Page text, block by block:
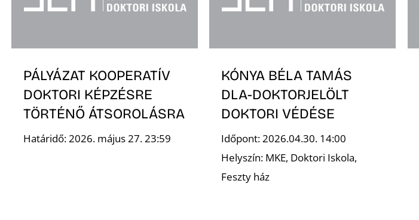
PÁLYÁZAT KOOPERATÍV
DOKTORI KÉPZÉSRE
TÖRTÉNŐ ÁTSOROLÁSRA
Határidő: 2026. május 27. 23:59
KÓNYA BÉLA TAMÁS
DLA-DOKTORJELÖLT
DOKTORI VÉDÉSE
Időpont: 2026.04.30. 14:00
Helyszín: MKE, Doktori Iskola,
Feszty ház